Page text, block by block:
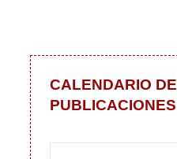
CALENDARIO DE
PUBLICACIONES